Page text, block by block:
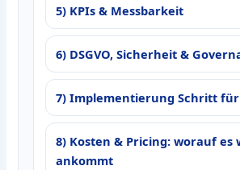
5) KPIs & Messbarkeit
6) DSGVO, Sicherheit &
7) Implementierung Schritt
8) Kosten & Pricing: worauf es
ankommt